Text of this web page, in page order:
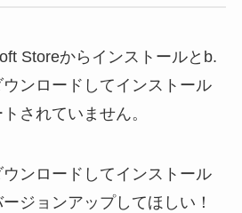
Storeからインストールとb.
ンロードしてインストール
されていません。
ンロードしてインストール
ジョンアップしてほしい！